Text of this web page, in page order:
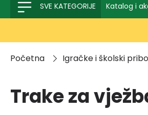
SVE KATEGORIJE Katalog i
Početna Igračke i školski
Trake za